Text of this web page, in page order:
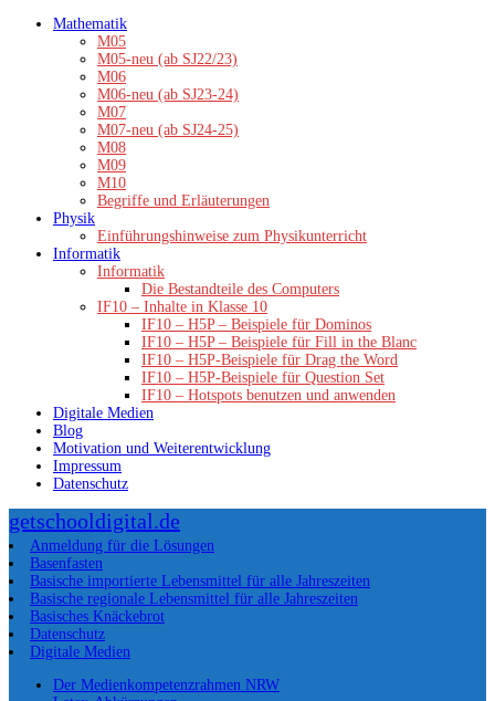
Zum
Mathematik
M05
M05-neu (ab SJ22/23)
M06
M06-neu (ab SJ23-24)
M07
M07-neu (ab SJ24-25)
M08
M09
M10
Begriffe und Erläuterungen
Physik
Einführungshinweise zum Physikunterricht
Informatik
Informatik
Die Bestandteile des Computers
IF10 – Inhalte in Klasse 10
IF10 – H5P – Beispiele für Dominos
IF10 – H5P – Beispiele für Fill in the Blanc
IF10 – H5P-Beispiele für Drag the Word
IF10 – H5P-Beispiele für Question Set
IF10 – Hotspots benutzen und anwenden
Digitale Medien
Blog
Motivation und Weiterentwicklung
Impressum
Datenschutz
getschooldigital.de
Anmeldung für die Lösungen
Basenfasten
Basische importierte Lebensmittel für alle Jahreszeiten
Basische regionale Lebensmittel für alle Jahreszeiten
Basisches Knäckebrot
Datenschutz
Digitale Medien
Der Medienkompetenzrahmen NRW